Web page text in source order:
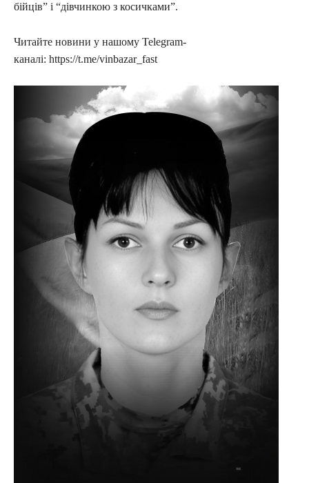
бійців” і “дівчинкою з косичками”.
Читайте новини у нашому Telegram-
каналі: https://t.me/vinbazar_fast